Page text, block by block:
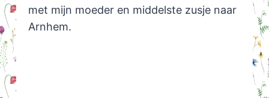
met mijn moeder en middelste zusje naar
Arnhem.